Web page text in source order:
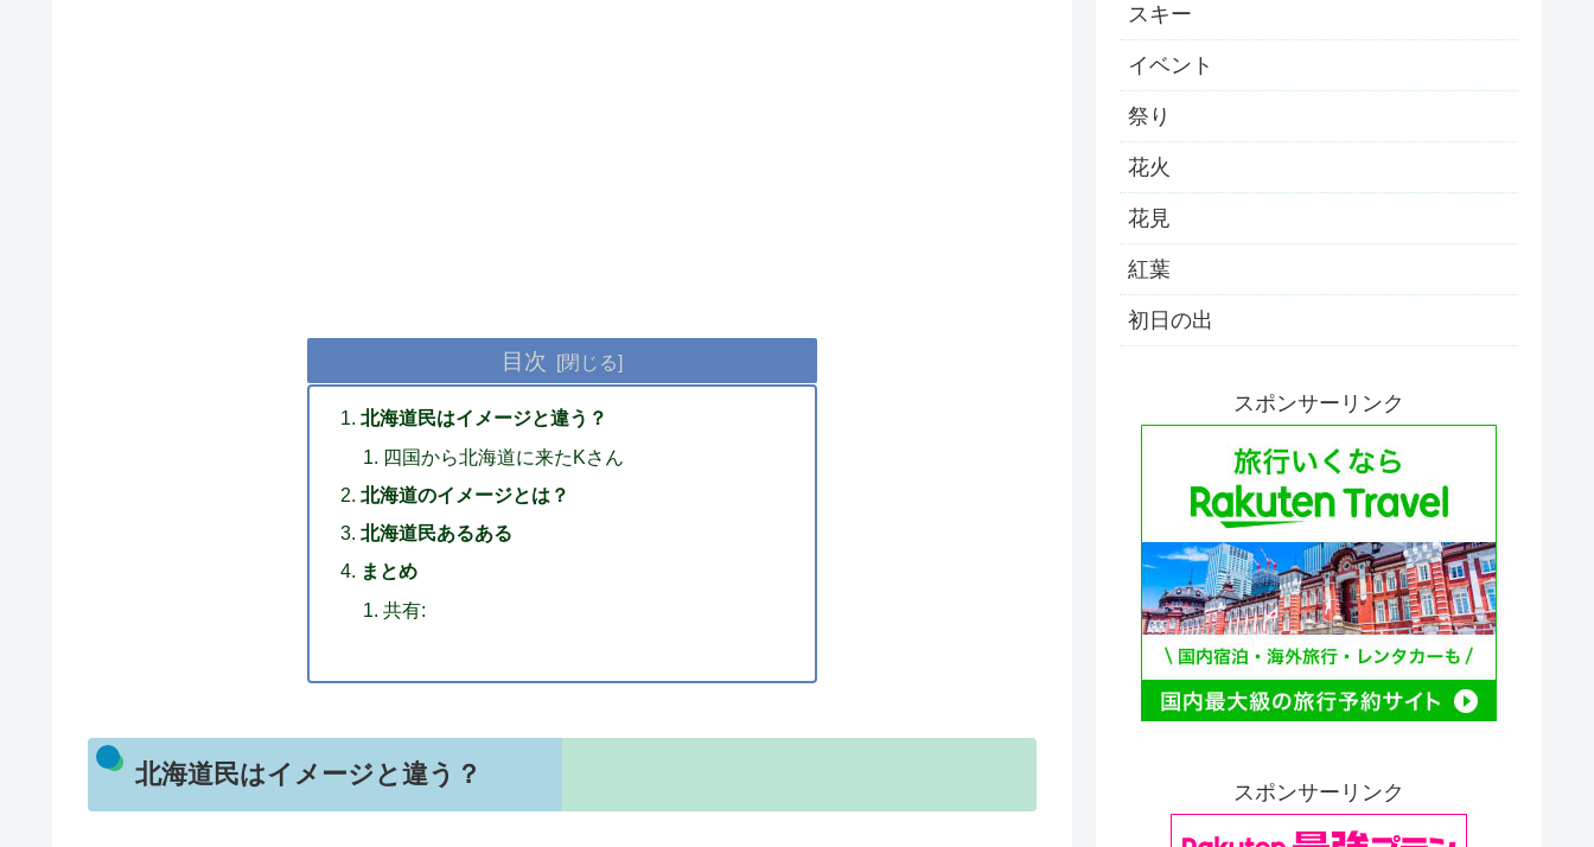
目次
北海道民はイメージと違う？
四国から北海道に来たKさん
北海道のイメージとは？
北海道民あるある
まとめ
共有:
北海道民はイメージと違う？
スキー
イベント
祭り
花火
花見
紅葉
初日の出
スポンサーリンク
スポンサーリンク